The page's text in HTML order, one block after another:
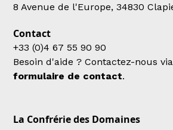
8 Avenue de l'Europe, 34830
Contact
+33 (0)4 67 55 90 90
Besoin d'aide ? Contactez-nous
formulaire de contact.
La Confrérie des Domaines